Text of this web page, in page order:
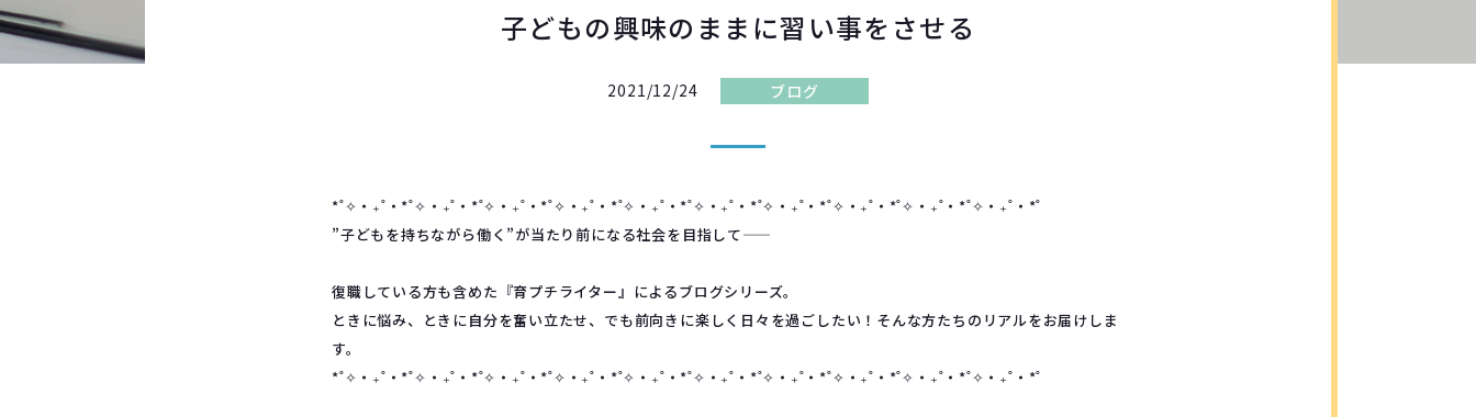
子どもの興味のままに習い事をさせる
2021/12/24 ブログ
*˚✧︎‧₊˚‧*˚✧︎‧₊˚‧*˚✧︎‧₊˚‧*˚✧︎‧₊˚‧*˚✧︎‧₊˚‧*˚✧︎‧₊˚‧*˚✧︎‧₊˚‧*˚✧︎‧₊˚‧*˚✧︎‧₊˚‧*˚✧︎‧₊˚‧*˚
”子どもを持ちながら働く”が当たり前になる社会を目指して――
復職している方も含めた『育プチライター』によるブログシリーズ。
ときに悩み、ときに自分を奮い立たせ、でも前向きに楽しく日々を過ごしたい！そんな方たちのリアルをお届けしま
す。
*˚✧︎‧₊˚‧*˚✧︎‧₊˚‧*˚✧︎‧₊˚‧*˚✧︎‧₊˚‧*˚✧︎‧₊˚‧*˚✧︎‧₊˚‧*˚✧︎‧₊˚‧*˚✧︎‧₊˚‧*˚✧︎‧₊˚‧*˚✧︎‧₊˚‧*˚